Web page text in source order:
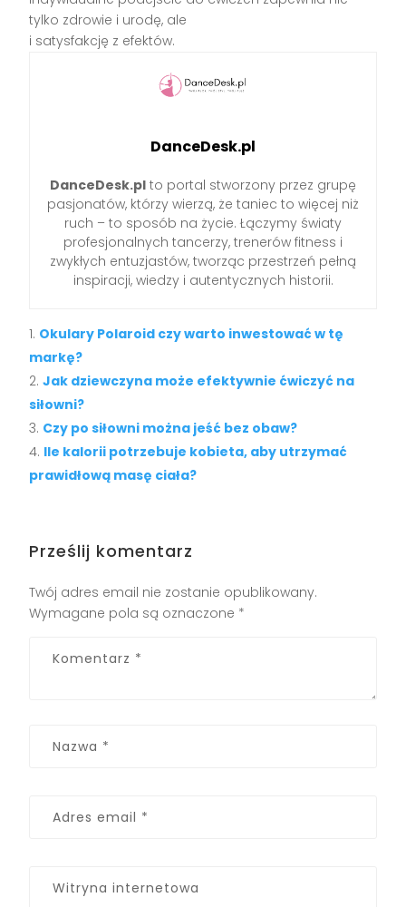
tylko zdrowie i urodę, ale
i satysfakcję z efektów.
DanceDesk.pl
DanceDesk.pl to portal stworzony przez grupę
pasjonatów, którzy wierzą, że taniec to więcej niż
ruch – to sposób na życie. Łączymy światy
profesjonalnych tancerzy, trenerów fitness i
zwykłych entuzjastów, tworząc przestrzeń pełną
inspiracji, wiedzy i autentycznych historii.
Okulary Polaroid czy warto inwestować w tę
markę?
Jak dziewczyna może efektywnie ćwiczyć na
siłowni?
Czy po siłowni można jeść bez obaw?
Ile kalorii potrzebuje kobieta, aby utrzymać
prawidłową masę ciała?
Prześlij komentarz
Twój adres email nie zostanie opublikowany.
Wymagane pola są oznaczone *